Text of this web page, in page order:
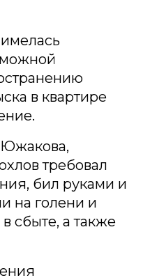
в квартире
Южакова,
требовал
бил руками и
на голени и
сбыте, а также